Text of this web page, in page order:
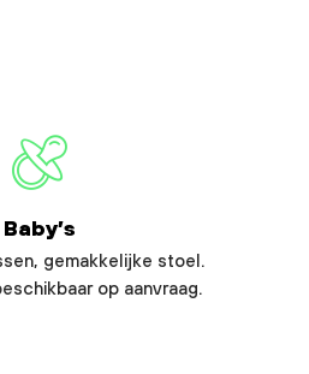
Baby’s
gemakkelijke stoel.
op aanvraag.